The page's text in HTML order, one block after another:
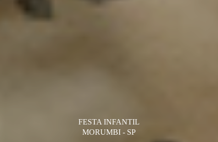
FESTA INFANTIL
MORUMBI - SP